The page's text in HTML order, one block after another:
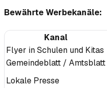
Bewährte Werbekanäle:
Kanal
Flyer in Schulen und Kitas
Gemeindeblatt / Amtsblatt
Lokale Presse